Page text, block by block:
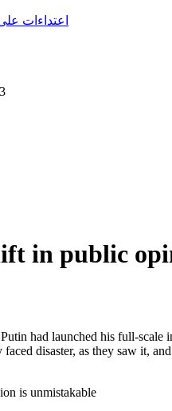
in public
had launched his full-
disaster, as they saw it,